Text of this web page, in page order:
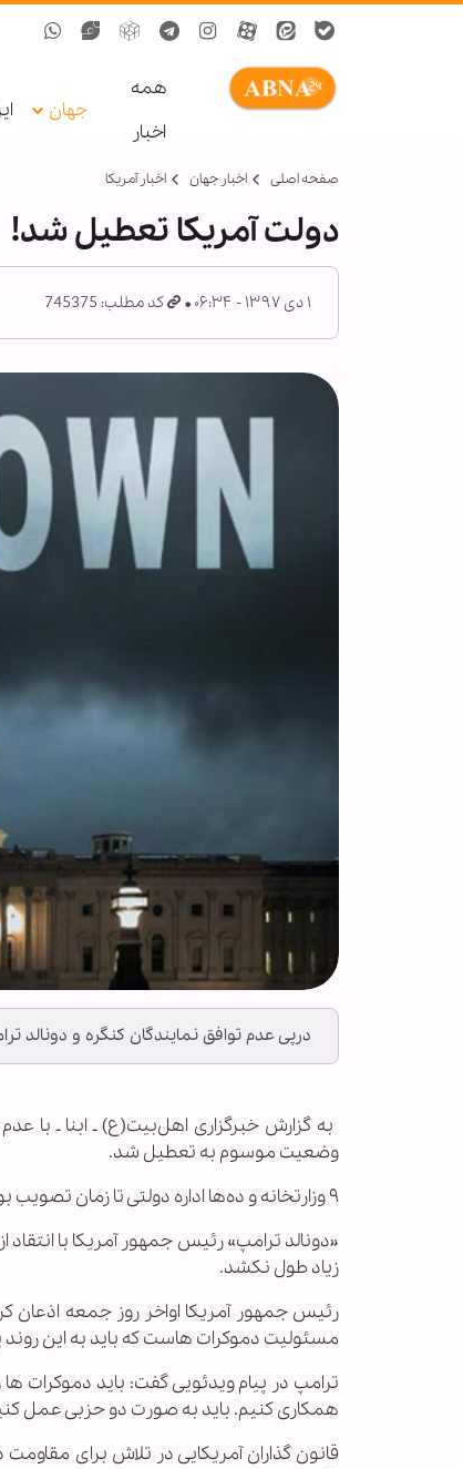
همه
اخبار
جهان
صفحه اصلی اخبار جهان اخبار آمریکا
دولت آمريکا تعطيل شد!
۱ دی ۱۳۹۷ - ۰۶:۳۴ کد مطلب: 745375
درپی عدم توافق نمایندگان کنگره و
به گزارش خبرگزاری اهل‌بیت(ع) ـ ابنا ـ با
وضعیت موسوم به تعطیل شد.
۹ وزارتخانه و ده‌ها اداره دولتی تا زمان تصویب بودجه تعطیل خواهند بود و کارکنان آن‌ها هم حقوق دریافت نخواهند کرد.
«دونالد ترامپ» رئیس جمهور آمریکا با
زیاد طول نکشد.
رئیس جمهور آمریکا اواخر روز جمعه اذعان
مسئولیت دموکرات هاست که باید به این روند
ترامپ در پیام ویدئویی گفت: باید دموکرات
همکاری کنیم. باید به صورت دو حزبی عمل
قانون گذاران آمریکایی در تلاش برای